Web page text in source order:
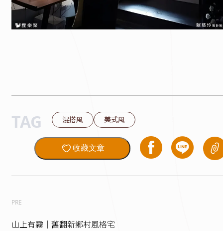
TAG 混搭風 美式風
收藏文章
PRE
山上有霧｜舊翻新鄉村風格宅